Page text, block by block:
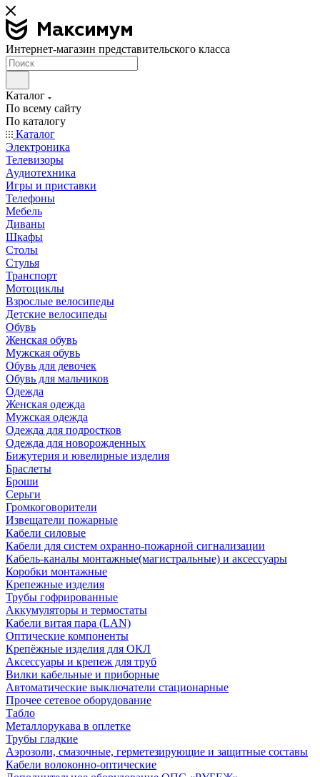
Интернет-магазин представительского класса
Каталог
По всему сайту
По каталогу
Каталог
Электроника
Телевизоры
Аудиотехника
Игры и приставки
Телефоны
Мебель
Диваны
Шкафы
Столы
Стулья
Транспорт
Мотоциклы
Взрослые велосипеды
Детские велосипеды
Обувь
Женская обувь
Мужская обувь
Обувь для девочек
Обувь для мальчиков
Одежда
Женская одежда
Мужская одежда
Одежда для подростков
Одежда для новорожденных
Бижутерия и ювелирные изделия
Браслеты
Броши
Серьги
Громкоговорители
Извещатели пожарные
Кабели силовые
Кабели для систем охранно-пожарной сигнализации
Кабель-каналы монтажные(магистральные) и аксессуары
Коробки монтажные
Крепежные изделия
Трубы гофрированные
Аккумуляторы и термостаты
Кабели витая пара (LAN)
Оптические компоненты
Крепёжные изделия для ОКЛ
Аксессуары и крепеж для труб
Вилки кабельные и приборные
Автоматические выключатели стационарные
Прочее сетевое оборудование
Табло
Металлорукава в оплетке
Трубы гладкие
Аэрозоли, смазочные, герметезирующие и защитные составы
Кабели волоконно-оптические